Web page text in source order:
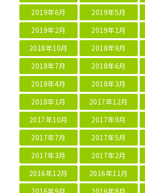
2019年6月
2019年5月
2019年2月
2019年1月
2018年10月
2018年9月
2018年7月
2018年6月
2018年4月
2018年3月
2018年1月
2017年12月
2017年10月
2017年9月
2017年7月
2017年5月
2017年3月
2017年2月
2016年12月
2016年11月